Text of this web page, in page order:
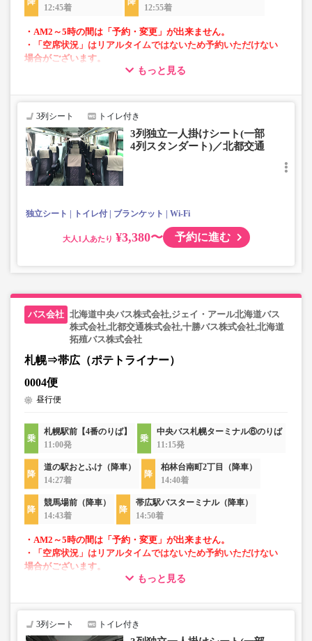
12:45着
12:55着
・AM2～5時の間は「予約・変更」が出来ません。
・「空席状況」はリアルタイムではないため予約いただけない
場合がございます。
・1部車両は後方座席は4列シートとなっております。座席指定
・車内トイレ完備で長旅でも安心。
・車内は常時換気し、清掃・除菌を徹底。
もっと見る
3列シート トイレ付き
3列独立一人掛けシート(一部
4列スタンダート)／北都交通
独立シート トイレ付 ブランケット Wi-Fi
大人 ¥3,380〜 予約に進む
北海道中央バス株式会社,ジェイ・アール北海道バス
株式会社,北都交通株式会社,十勝バス株式会社,北海道
拓殖バス株式会社
札幌⇒帯広（ポテトライナー）
0004便
昼行便
札幌駅前【4番のりば】
11:00発
中央バス札幌ターミナル⑥のりば
11:15発
道の駅おとふけ（降車）
14:27着
柏林台南町2丁目（降車）
14:40着
競馬場前（降車）
14:43着
帯広駅バスターミナル（降車）
14:50着
・AM2～5時の間は「予約・変更」が出来ません。
・「空席状況」はリアルタイムではないため予約いただけない
場合がございます。
・1部車両は後方座席は4列シートとなっております。座席指定
・車内トイレ完備で長旅でも安心。
もっと見る
3列シート トイレ付き